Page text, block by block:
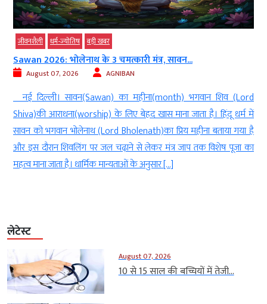
जीवनशैली धर्म-ज्‍योतिष बड़ी खबर
Sawan 2026: भोलेनाथ के 3 चमत्कारी मंत्र, सावन...
August 07, 2026 AGNIBAN
नई दिल्ली। सावन(Sawan) का महीना(month) भगवान शिव (Lord
Shiva)की आराधना(worship) के लिए बेहद खास माना जाता है। हिंदू धर्म में
सावन को भगवान भोलेनाथ (Lord Bholenath)का प्रिय महीना बताया गया है
और इस दौरान शिवलिंग पर जल चढ़ाने से लेकर मंत्र जाप तक विशेष पूजा का
महत्व माना जाता है। धार्मिक मान्यताओं के अनुसार […]
लेटेस्ट
August 07, 2026
10 से 15 साल की बच्चियों में तेजी...